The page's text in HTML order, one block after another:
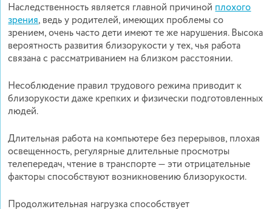
Наследственность является главной причинойплохого
зрения, ведь у родителей, имеющих проблемы со
зрением, очень часто дети имеют те же нарушения. Высока
вероятность развития близорукости у тех, чья работа
связана с рассматриванием на близком расстоянии.
Несоблюдение правил трудового режима приводит к
близорукости даже крепких и физически подготовленных
людей.
Длительная работа на компьютере без перерывов, плохая
освещенность, регулярные длительные просмотры
телепередач, чтение в транспорте — эти отрицательные
факторы способствуют возникновению близорукости.
Продолжительная нагрузка способствует